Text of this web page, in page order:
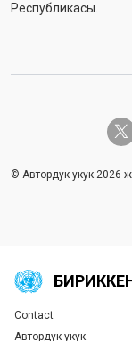
Республикасы.
© Автордук укук
Global U.N. menu
Contact
Автордук укук